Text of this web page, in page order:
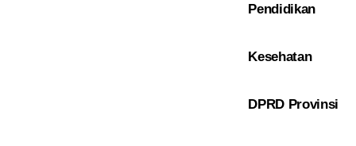
Pendidikan
Kesehatan
DPRD Provinsi